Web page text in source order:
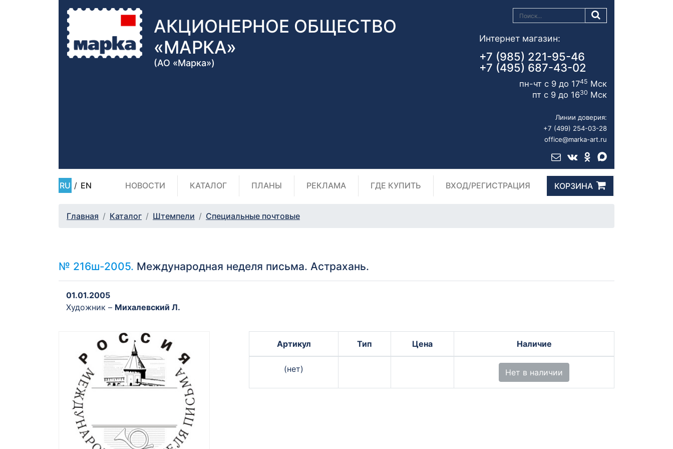
АКЦИОНЕРНОЕ ОБЩЕСТВО
«МАРКА»
(АО «Марка»)
Интернет магазин:
+7 (985) 221-95-46
+7 (495) 687-43-02
пн-чт с 9 до 1745 Мск
пт с 9 до 1630 Мск
Линии доверия:
+7 (499) 254-03-28
office@marka-art.ru
RU / EN НОВОСТИ КАТАЛОГ ПЛАНЫ РЕКЛАМА ГДЕ КУПИТЬ ВХОД/РЕГИСТРАЦИЯ КОРЗИНА
Главная Каталог Штемпели Специальные почтовые
№ 216ш-2005. Международная неделя письма. Астрахань.
01.01.2005
Художник – Михалевский Л.
Артикул Тип Цена Наличие
(нет) Нет в наличии